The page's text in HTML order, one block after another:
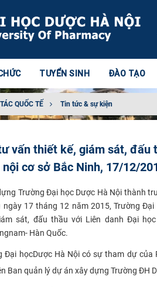
TUYỂN SINH ĐÀO TẠO
QUỐC TẾ Tin tức & sự kiện
vấn thiết kế, giám sát, đấu
cơ sở Bắc Ninh, 17/12/
Trường Đại học Dược Hà Nội thành
17 tháng 12 năm 2015, Trường
sát, đấu thầu với Liên danh Đại học
Hàn Quốc.
Đại họcDược Hà Nội có sự tham dự của
Ban quản lý dự án xây dựng Trường ĐH